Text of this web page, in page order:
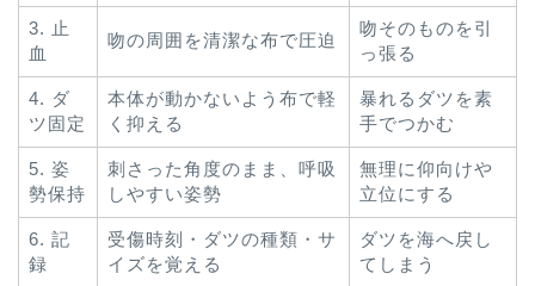
3. 止
血
吻の周囲を清潔な布で圧迫
吻そのものを引
っ張る
4. ダ
ツ固定
本体が動かないよう布で軽
く抑える
暴れるダツを素
手でつかむ
5. 姿
勢保持
刺さった角度のまま、呼吸
しやすい姿勢
無理に仰向けや
立位にする
6. 記
録
受傷時刻・ダツの種類・サ
イズを覚える
ダツを海へ戻し
てしまう